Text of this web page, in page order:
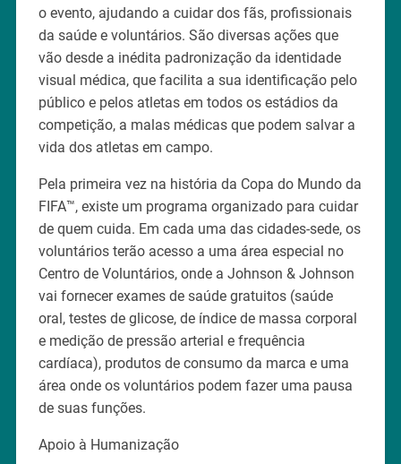
o evento, ajudando a cuidar dos fãs, profissionais
da saúde e voluntários. São diversas ações que
vão desde a inédita padronização da identidade
visual médica, que facilita a sua identificação pelo
público e pelos atletas em todos os estádios da
competição, a malas médicas que podem salvar a
vida dos atletas em campo.
Pela primeira vez na história da Copa do Mundo da
FIFA™, existe um programa organizado para cuidar
de quem cuida. Em cada uma das cidades-sede, os
voluntários terão acesso a uma área especial no
Centro de Voluntários, onde a Johnson & Johnson
vai fornecer exames de saúde gratuitos (saúde
oral, testes de glicose, de índice de massa corporal
e medição de pressão arterial e frequência
cardíaca), produtos de consumo da marca e uma
área onde os voluntários podem fazer uma pausa
de suas funções.
Apoio à Humanização